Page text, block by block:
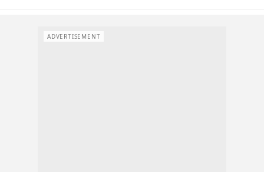
ADVERTISEMENT